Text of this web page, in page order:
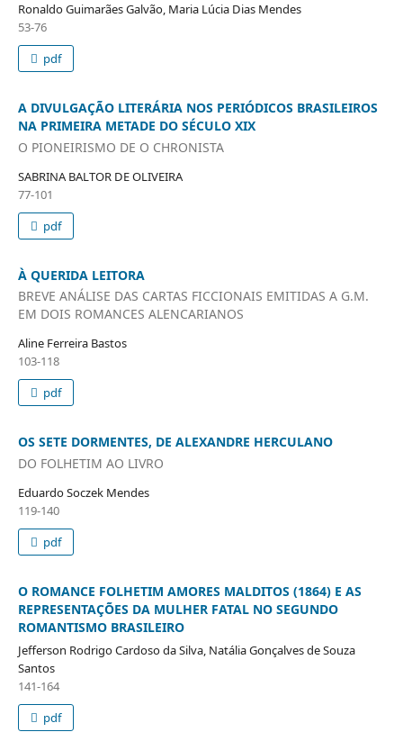
Ronaldo Guimarães Galvão, Maria Lúcia Dias Mendes
53-76
pdf
A DIVULGAÇÃO LITERÁRIA NOS PERIÓDICOS BRASILEIROS
NA PRIMEIRA METADE DO SÉCULO XIX
O PIONEIRISMO DE O CHRONISTA
SABRINA BALTOR DE OLIVEIRA
77-101
pdf
À QUERIDA LEITORA
BREVE ANÁLISE DAS CARTAS FICCIONAIS EMITIDAS A G.M.
EM DOIS ROMANCES ALENCARIANOS
Aline Ferreira Bastos
103-118
pdf
OS SETE DORMENTES, DE ALEXANDRE HERCULANO
DO FOLHETIM AO LIVRO
Eduardo Soczek Mendes
119-140
pdf
O ROMANCE FOLHETIM AMORES MALDITOS (1864) E AS
REPRESENTAÇÕES DA MULHER FATAL NO SEGUNDO
ROMANTISMO BRASILEIRO
Jefferson Rodrigo Cardoso da Silva, Natália Gonçalves de Souza
Santos
141-164
pdf